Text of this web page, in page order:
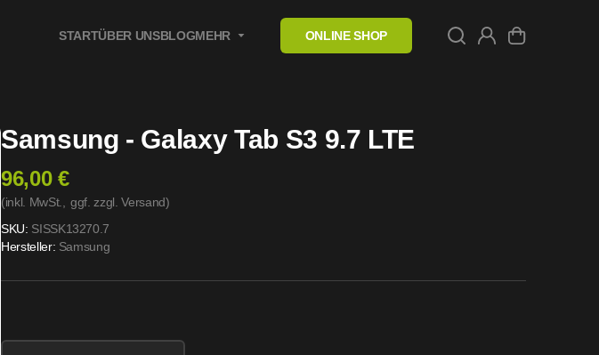
STARTÜBER UNSBLOGMEHR ONLINE SHOP
Samsung - Galaxy Tab S3 9.7 LTE
96,00 €
(inkl. MwSt., ggf. zzgl. Versand)
SKU: SISSK13270.7
Hersteller: Samsung